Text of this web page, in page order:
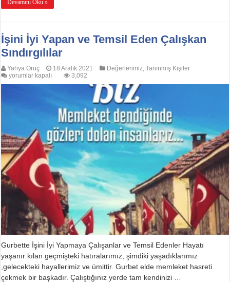
Devamını Oku »
İşini İyi Yapan ve Temsil Eden Çalışkan
Sındırgılılar
Yahya Oruç 18 Aralık 2021 Değerlerimiz ,Tanınmış Kişiler
İşini
için
yorumlar kapalı 3,092
Gurbette İşini İyi Yapmaya Çalışanlar ve Temsil Edenler Hayatı
yaşanır kılan geçmişteki hatıralarımız, şimdiki yaşadıklarımız
,gelecekteki hayallerimiz ve ümittir. Gurbet elde memleket hasreti
çekmek bir başkadır. Çalıştığınız yerde tam kendinizi …